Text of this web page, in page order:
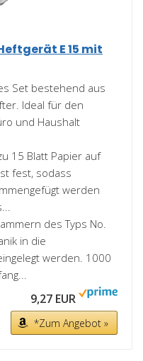
E 15 mit
Set bestehend aus
Ideal für den
und Haushalt
15 Blatt Papier auf
fest, sodass
werden
des Typs No.
in die
werden. 1000
9,27 EUR
*Zum Angebot »